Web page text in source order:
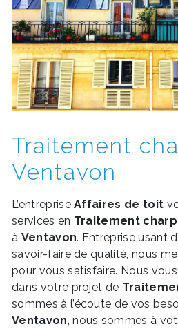
Traitement
Ventavon
L’entrepriseAffaires de toit
services en Traitement
à Ventavon. Entreprise usant
savoir-faire de qualité, nous
pour vous satisfaire. Nous
dans votre projet de
sommes à l’écoute de vos
Ventavon , nous sommes à